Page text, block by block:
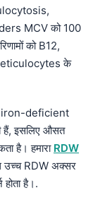
MCV को 100
को B12,
के
iron-deficient
हैं, इसलिए औसत
है। हमारा RDW
उच्च RDW अक्सर
है।.